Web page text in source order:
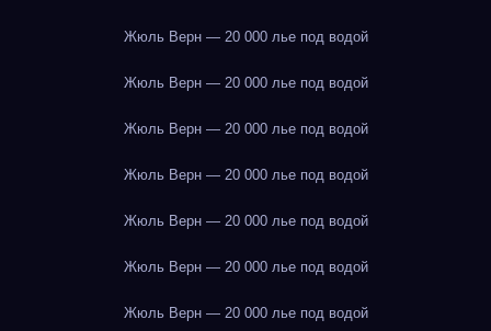
Жюль Верн — 20 000 лье под водой
Жюль Верн — 20 000 лье под водой
Жюль Верн — 20 000 лье под водой
Жюль Верн — 20 000 лье под водой
Жюль Верн — 20 000 лье под водой
Жюль Верн — 20 000 лье под водой
Жюль Верн — 20 000 лье под водой